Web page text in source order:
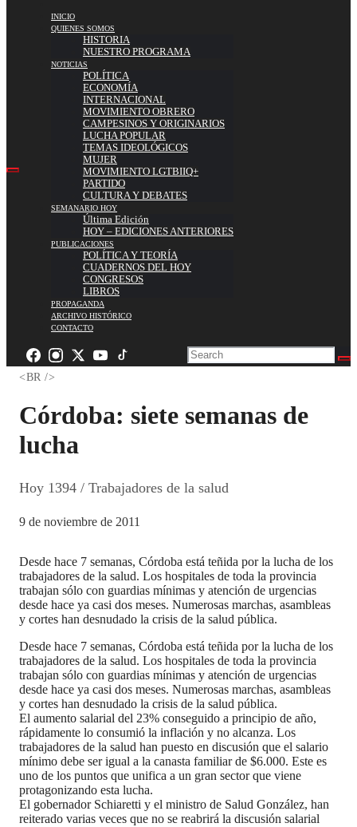
INICIO
QUIENES SOMOS
HISTORIA
NUESTRO PROGRAMA
NOTICIAS
POLÍTICA
ECONOMÍA
INTERNACIONAL
MOVIMIENTO OBRERO
CAMPESINOS Y ORIGINARIOS
LUCHA POPULAR
TEMAS IDEOLÓGICOS
MUJER
MOVIMIENTO LGTBIIQ+
PARTIDO
CULTURA Y DEBATES
SEMANARIO HOY
Última Edición
HOY – EDICIONES ANTERIORES
PUBLICACIONES
POLÍTICA Y TEORÍA
CUADERNOS DEL HOY
CONGRESOS
LIBROS
PROPAGANDA
ARCHIVO HISTÓRICO
CONTACTO
<BR />
Córdoba: siete semanas de
lucha
Hoy 1394 / Trabajadores de la salud
9 de noviembre de 2011
Desde hace 7 semanas, Córdoba está teñida por la lucha de los
trabajadores de la salud. Los hospitales de toda la provincia
trabajan sólo con guardias mínimas y atención de urgencias
desde hace ya casi dos meses. Numerosas marchas, asambleas
y cortes han desnudado la crisis de la salud pública.
Desde hace 7 semanas, Córdoba está teñida por la lucha de los
trabajadores de la salud. Los hospitales de toda la provincia
trabajan sólo con guardias mínimas y atención de urgencias
desde hace ya casi dos meses. Numerosas marchas, asambleas
y cortes han desnudado la crisis de la salud pública.
El aumento salarial del 23% conseguido a principio de año,
rápidamente lo consumió la inflación y no alcanza. Los
trabajadores de la salud han puesto en discusión que el salario
mínimo debe ser igual a la canasta familiar de $6.000. Este es
uno de los puntos que unifica a un gran sector que viene
protagonizando esta lucha.
El gobernador Schiaretti y el ministro de Salud González, han
reiterado varias veces que no se reabrirá la discusión salarial